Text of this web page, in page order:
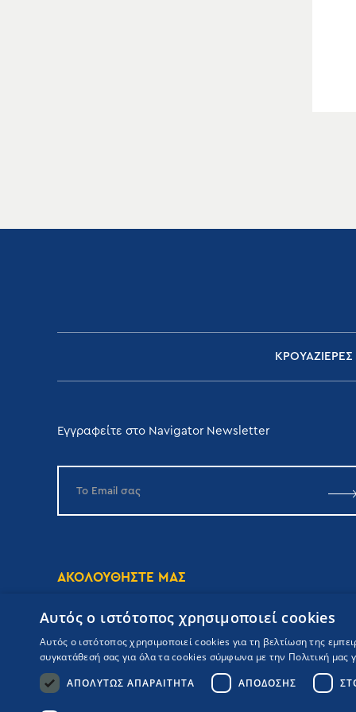
ΚΡΟΥΑΖΙΕΡΕΣ
Εγγραφείτε στο Navigator Newsletter
ΑΚΟΛΟΥΘΗΣΤΕ ΜΑΣ
Copyrights Navigator © ΜΗ.Τ.Ε 0206Ε60000476600
Αυτός ο ιστότοπος χρησιμοποιεί cookies
Αυτός ο ιστότοπος χρησιμοποιεί cookies για τη βελτίωση της
συγκατάθεσή σας για όλα τα cookies σύμφωνα με την Πολιτική μας
ΑΠΟΛΎΤΩΣ ΑΠΑΡΑΊΤΗΤΑ
ΑΠΌΔΟΣΗΣ